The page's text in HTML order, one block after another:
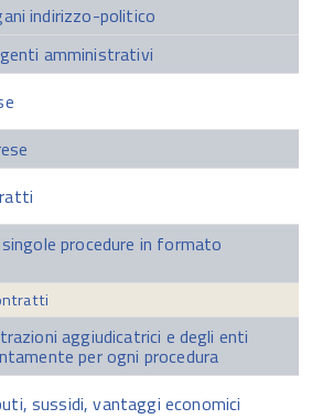
indirizzo-politico
amministrativi
procedure in formato
aggiudicatrici e degli enti
per ogni procedura
sussidi, vantaggi economici